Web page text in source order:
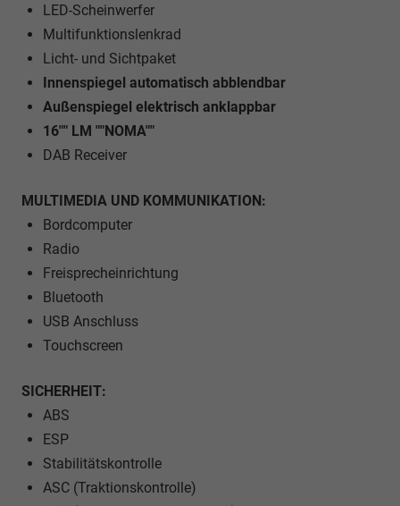
LED-Scheinwerfer
Multifunktionslenkrad
Licht- und Sichtpaket
Innenspiegel automatisch abblendbar
Außenspiegel elektrisch anklappbar
16"" LM ""NOMA""
DAB Receiver
MULTIMEDIA UND KOMMUNIKATION:
Bordcomputer
Radio
Freisprecheinrichtung
Bluetooth
USB Anschluss
Touchscreen
SICHERHEIT:
ABS
ESP
Stabilitätskontrolle
ASC (Traktionskontrolle)